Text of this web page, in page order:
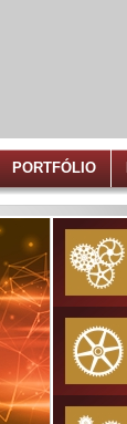
PORTFÓLIO